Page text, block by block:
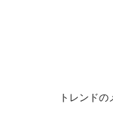
トレンドの